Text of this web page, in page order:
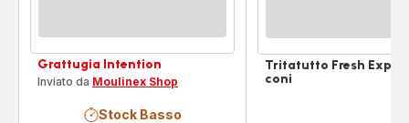
Grattugia Intention
Inviato da Moulinex Shop
Stock Basso
Tritatutto Fresh
coni